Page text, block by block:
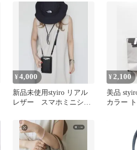
¥4,000
新品未使用styiro リアル
レザー スマホミニショ
¥ 2,100
美品
カラー